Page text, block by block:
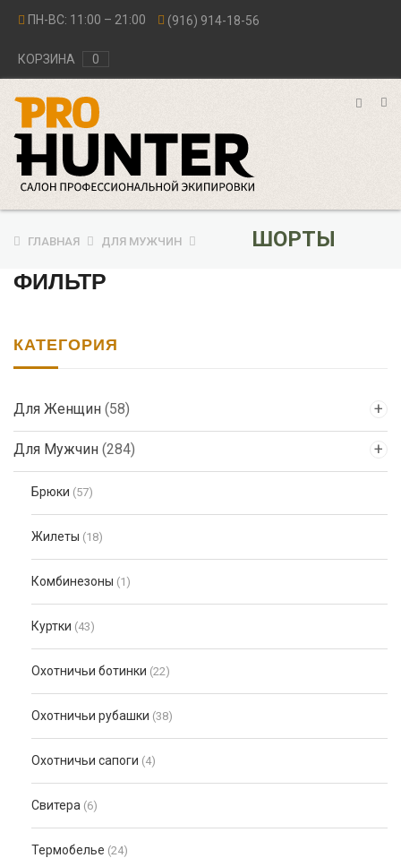
ПН-ВС: 11:00 – 21:00 (916) 914-18-56
КОРЗИНА 0
ГЛАВНАЯ ДЛЯ МУЖЧИН ШОРТЫ
ФИЛЬТР
КАТЕГОРИЯ
Для Женщин (58)
Для Мужчин (284)
Брюки (57)
Жилеты (18)
Комбинезоны (1)
Куртки (43)
Охотничьи ботинки (22)
Охотничьи рубашки (38)
Охотничьи сапоги (4)
Свитера (6)
Термобелье (24)